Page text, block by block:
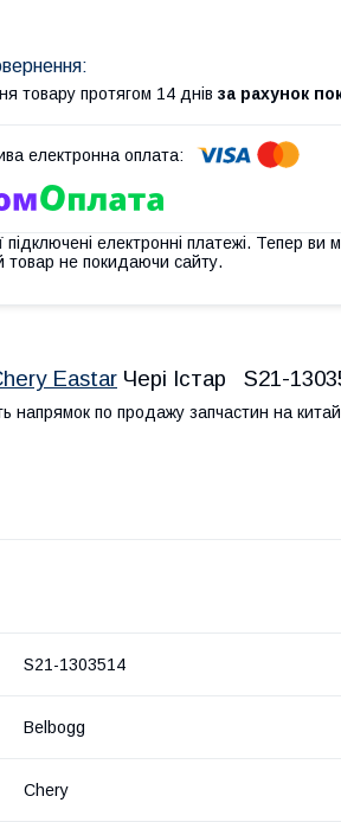
товару протягом 14 днів за рахунок
підключені електронні платежі. Тепер ви
товар не покидаючи сайту.
Eastar Чері Істар S21-
по продажу запчастин на
S21-1303514
Belbogg
Chery